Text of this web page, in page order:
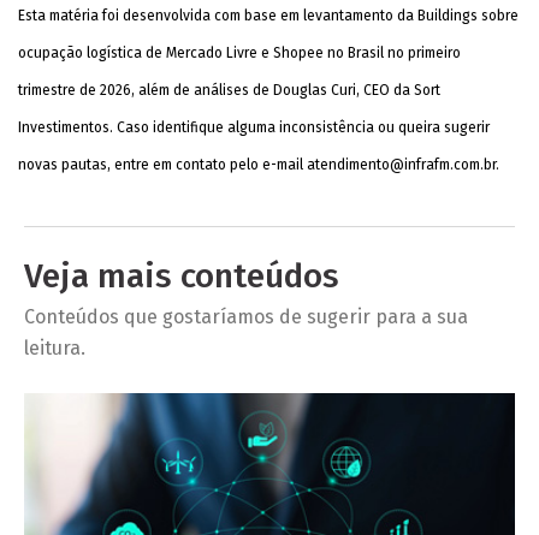
Esta matéria foi desenvolvida com base em levantamento da Buildings sobre
ocupação logística de Mercado Livre e Shopee no Brasil no primeiro
trimestre de 2026, além de análises de Douglas Curi, CEO da Sort
Investimentos. Caso identifique alguma inconsistência ou queira sugerir
novas pautas, entre em contato pelo e-mail atendimento@infrafm.com.br.
Veja mais conteúdos
Conteúdos que gostaríamos de sugerir para a sua
leitura.